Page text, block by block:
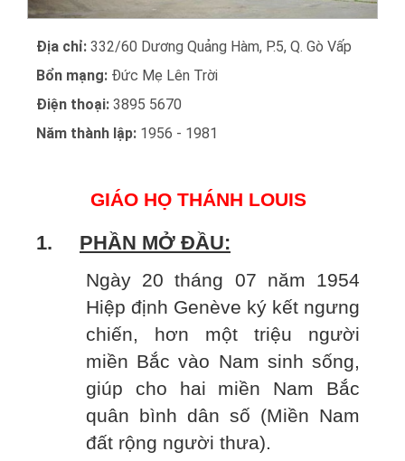
Địa chỉ: 332/60 Dương Quảng Hàm, P.5, Q. Gò Vấp
Bổn mạng: Đức Mẹ Lên Trời
Điện thoại: 3895 5670
Năm thành lập: 1956 - 1981
GIÁO HỌ THÁNH LOUIS
1. PHẦN MỞ ĐẦU:
Ngày 20 tháng 07 năm 1954
Hiệp định Genève ký kết ngưng
chiến, hơn một triệu người
miền Bắc vào Nam sinh sống,
giúp cho hai miền Nam Bắc
quân bình dân số (Miền Nam
đất rộng người thưa).